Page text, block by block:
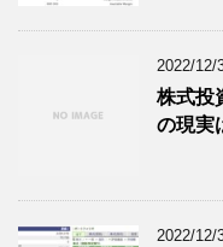
2022/12/
株式投
の現実
2022/12/